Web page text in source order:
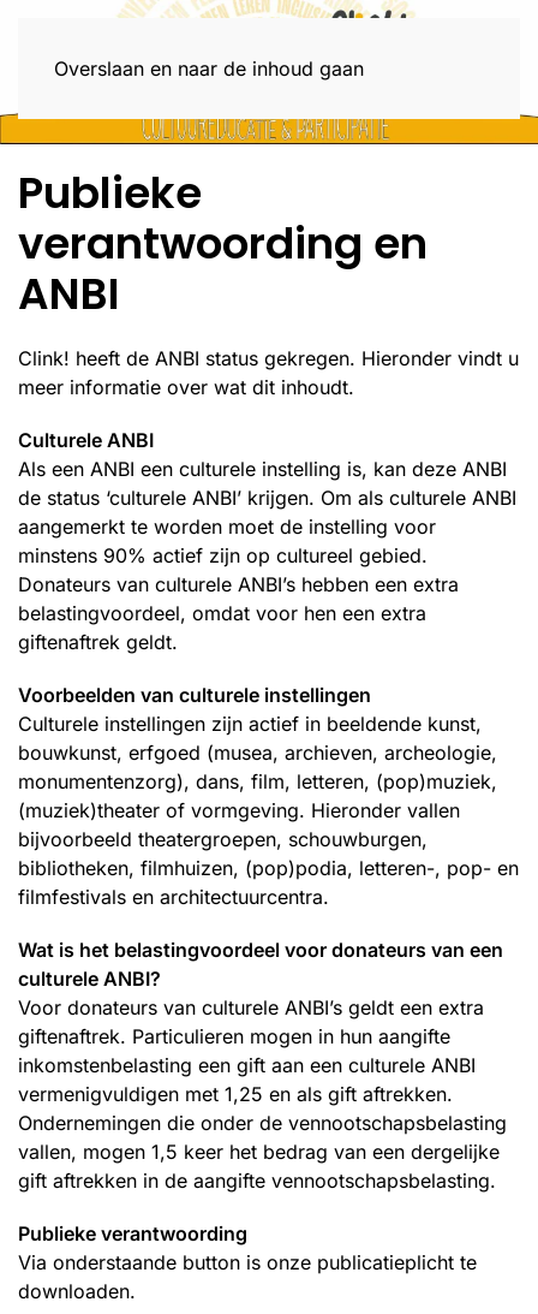
Overslaan en naar de inhoud gaan
Publieke
verantwoording en
ANBI
Clink! heeft de ANBI status gekregen. Hieronder vindt u
meer informatie over wat dit inhoudt.
Culturele ANBI
Als een ANBI een culturele instelling is, kan deze ANBI
de status ‘culturele ANBI’ krijgen. Om als culturele ANBI
aangemerkt te worden moet de instelling voor
minstens 90% actief zijn op cultureel gebied.
Donateurs van culturele ANBI’s hebben een extra
belastingvoordeel, omdat voor hen een extra
giftenaftrek geldt.
Voorbeelden van culturele instellingen
Culturele instellingen zijn actief in beeldende kunst,
bouwkunst, erfgoed (musea, archieven, archeologie,
monumentenzorg), dans, film, letteren, (pop)muziek,
(muziek)theater of vormgeving. Hieronder vallen
bijvoorbeeld theatergroepen, schouwburgen,
bibliotheken, filmhuizen, (pop)podia, letteren-, pop- en
filmfestivals en architectuurcentra.
Wat is het belastingvoordeel voor donateurs van een
culturele ANBI?
Voor donateurs van culturele ANBI’s geldt een extra
giftenaftrek. Particulieren mogen in hun aangifte
inkomstenbelasting een gift aan een culturele ANBI
vermenigvuldigen met 1,25 en als gift aftrekken.
Ondernemingen die onder de vennootschapsbelasting
vallen, mogen 1,5 keer het bedrag van een dergelijke
gift aftrekken in de aangifte vennootschapsbelasting.
Publieke verantwoording
Via onderstaande button is onze publicatieplicht te
downloaden.